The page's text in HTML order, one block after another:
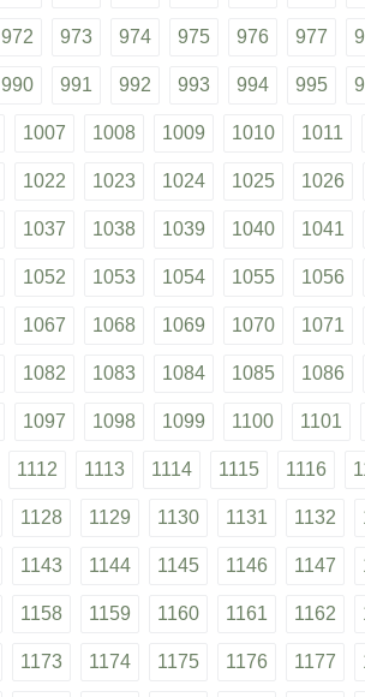
972 973 974 975 976 977
990 991 992 993 994 995
1007 1008 1009 1010 1011
1022 1023 1024 1025 1026
1037 1038 1039 1040 1041
1052 1053 1054 1055 1056
1067 1068 1069 1070 1071
1082 1083 1084 1085 1086
1097 1098 1099 1100 1101
1112 1113 1114 1115 1116
1128 1129 1130 1131 1132
1143 1144 1145 1146 1147
1158 1159 1160 1161 1162
1173 1174 1175 1176 1177